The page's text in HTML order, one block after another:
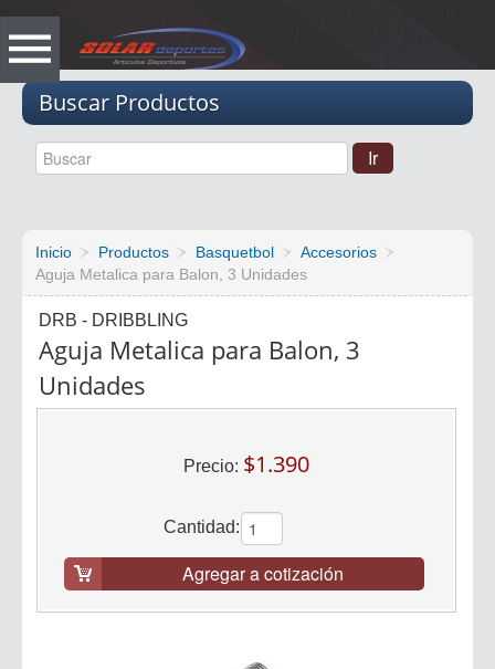
Buscar Productos
Inicio Productos Basquetbol
Accesorios
Aguja Metalica para Balon, 3 Unidades
DRB - DRIBBLING
Aguja Metalica para Balon, 3
Unidades
Precio: $1.390
Cantidad:
Agregar a cotización